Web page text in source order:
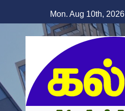
Mon. Aug 10th, 2026